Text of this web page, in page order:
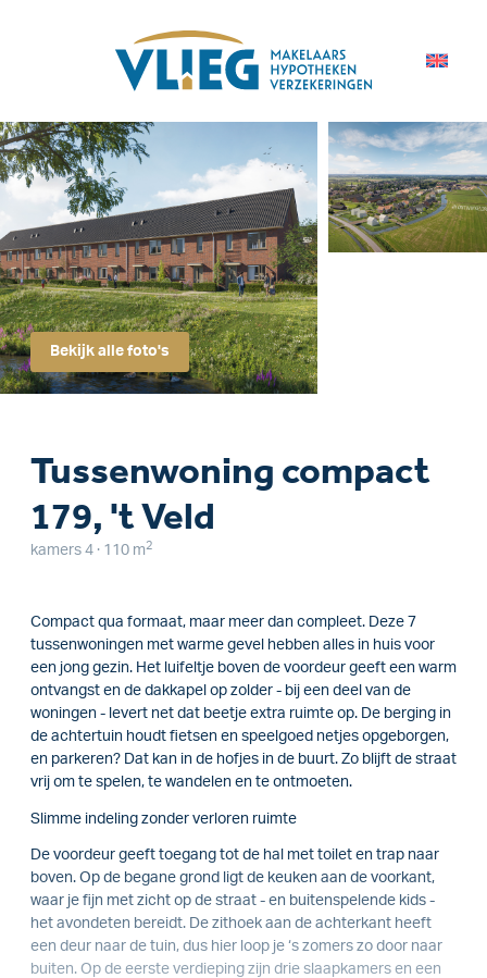
Bekijk alle foto's
Tussenwoning compact
179, 't Veld
kamers 4 · 110 m 2
Compact qua formaat, maar meer dan compleet. Deze 7
tussenwoningen met warme gevel hebben alles in huis voor
een jong gezin. Het luifeltje boven de voordeur geeft een warm
ontvangst en de dakkapel op zolder - bij een deel van de
woningen - levert net dat beetje extra ruimte op. De berging in
de achtertuin houdt fietsen en speelgoed netjes opgeborgen,
en parkeren? Dat kan in de hofjes in de buurt. Zo blijft de straat
vrij om te spelen, te wandelen en te ontmoeten.
Slimme indeling zonder verloren ruimte
De voordeur geeft toegang tot de hal met toilet en trap naar
boven. Op de begane grond ligt de keuken aan de voorkant,
waar je fijn met zicht op de straat - en buitenspelende kids -
het avondeten bereidt. De zithoek aan de achterkant heeft
een deur naar de tuin, dus hier loop je ‘s zomers zo door naar
buiten. Op de eerste verdieping zijn drie slaapkamers en een